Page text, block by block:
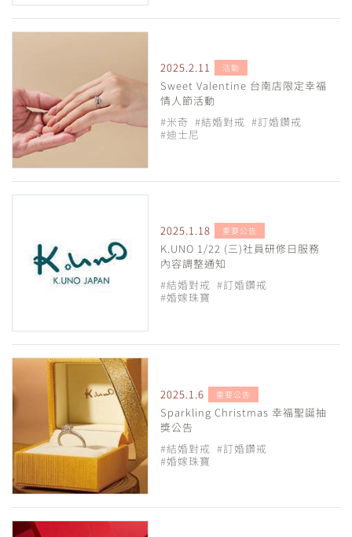
2025.2.11 活動
Sweet Valentine 台南店限定幸福
情人節活動
#米奇 #結婚對戒 #訂婚鑽戒
#迪士尼
2025.1.18 重要公告
K.UNO 1/22 (三)社員研修日服務
內容調整通知
#結婚對戒 #訂婚鑽戒
#婚嫁珠寶
2025.1.6 重要公告
Sparkling Christmas 幸福聖誕抽
獎公告
#結婚對戒 #訂婚鑽戒
#婚嫁珠寶